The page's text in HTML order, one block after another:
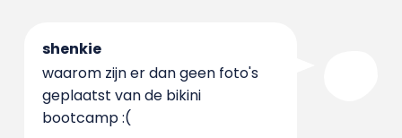
shenkie
waarom zijn er dan geen foto's
geplaatst van de bikini
bootcamp :(